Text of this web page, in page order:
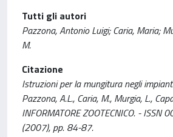
Tutti gli autori
Pazzona, Antonio Luigi; Caria, Maria;
M.
Citazione
Istruzioni per la mungitura negli
Pazzona, A.L., Caria, M., Murgia, L.,
INFORMATORE ZOOTECNICO. -
(2007), pp. 84-87.